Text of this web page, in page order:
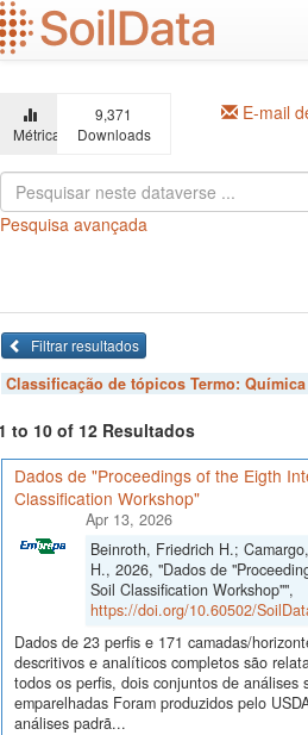
Ir
para
o
principal
Métricas
9,371
Downloads
E-mail
Pesquisa avançada
Filtrar resultados
Classificação de tópicos Termo:
to 10 of 12 Resultados
Dados de "Proceedings of the Eigth
Classification Workshop"
Apr 13, 2026
Beinroth, Friedrich H.;
H., 2026, "Dados de
Soil Classification Workshop"",
https://doi.org/10.60502/
Dados de 23 perfis e 171 camadas/
descritivos e analíticos completos são
todos os perfis, dois conjuntos de análises
emparelhadas Foram produzidos pelo
análises padrã...